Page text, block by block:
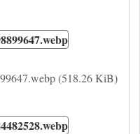
(518.26 KiB)